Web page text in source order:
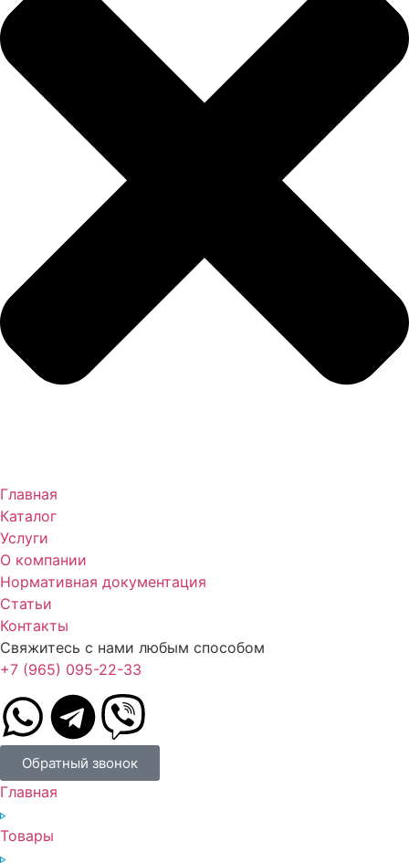
Главная
Каталог
Услуги
О компании
Нормативная документация
Статьи
Контакты
Свяжитесь с нами любым способом
+7 (965) 095-22-33
Обратный звонок
Главная
Товары